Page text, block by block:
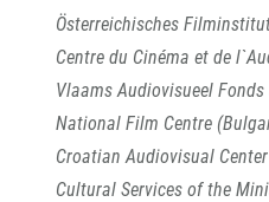
Österreichisches
Centre du Cinéma et de
Vlaams Audiovisueel Fonds
National Film Centre
Croatian Audiovisual
Cultural Services of the